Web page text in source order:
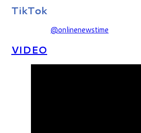
TikTok
@onlinenewstime
VIDEO